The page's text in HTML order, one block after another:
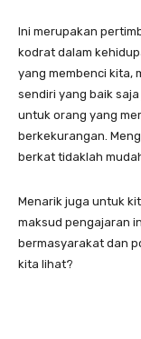
Ini merupakan
kodrat dalam
yang membenci kita,
sendiri yang baik
untuk orang yang
berkekurangan.
berkat tidaklah
Menarik juga untuk
maksud pengajaran
bermasyarakat dan
kita lihat?